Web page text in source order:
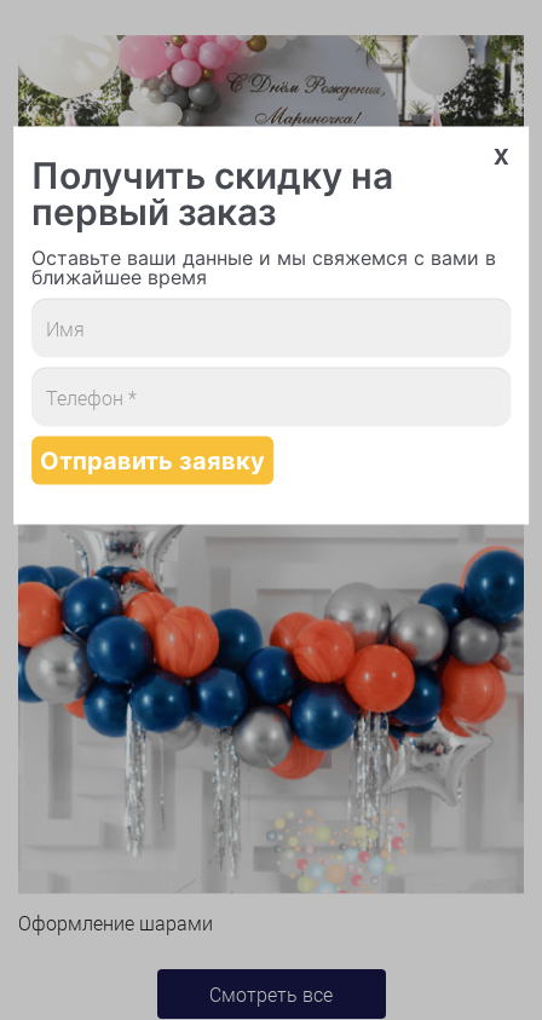
Арки и гирлянды из шаров
Надутие шаров гелием
Оформление шарами
Смотреть все
x
Получить скидку на
первый заказ
Оставьте ваши данные и мы свяжемся с вами в
ближайшее время